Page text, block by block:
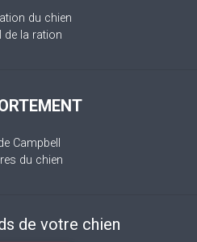
du chien
de la ration
Campbell
du chien
de votre chien